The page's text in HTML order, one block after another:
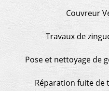
Couvreur
Travaux de
Pose et nettoyage de
Réparation fuite de